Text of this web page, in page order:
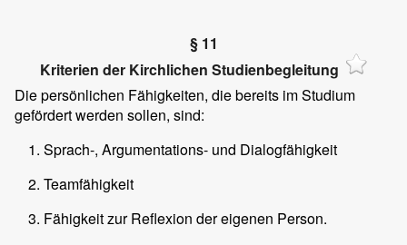
§ 11
Kriterien der Kirchlichen Studienbegleitung
Die persönlichen Fähigkeiten, die bereits im Studium
gefördert werden sollen, sind:
Sprach-, Argumentations- und Dialogfähigkeit
Teamfähigkeit
Fähigkeit zur Reflexion der eigenen Person.